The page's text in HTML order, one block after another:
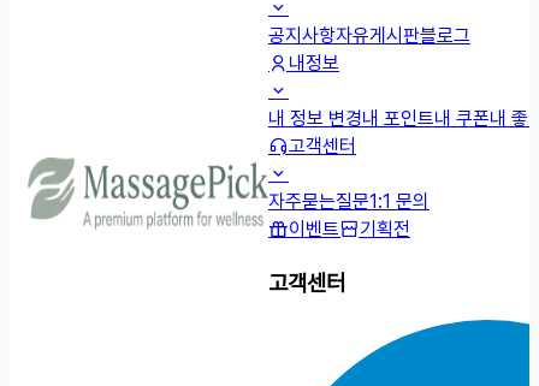
공지사항자유게시판블로그
내정보
내 정보 변경내 포인트내 쿠폰내 좋
고객센터
자주묻는질문1:1 문의
이벤트
기획전
고객센터